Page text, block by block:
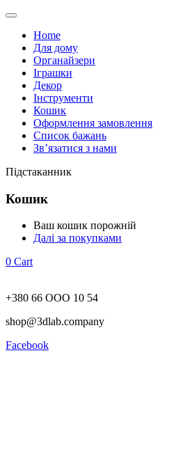
Home
Для дому
Органайзери
Іграшки
Декор
Інструменти
Кошик
Оформлення замовлення
Список бажань
Зв’язатися з нами
Підстаканник
Кошик
Ваш кошик порожній
Далі за покупками
0 Cart
+380 66 ООО 10 54
shop@3dlab.company
Facebook